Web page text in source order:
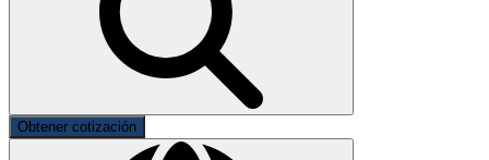
Obtener cotización